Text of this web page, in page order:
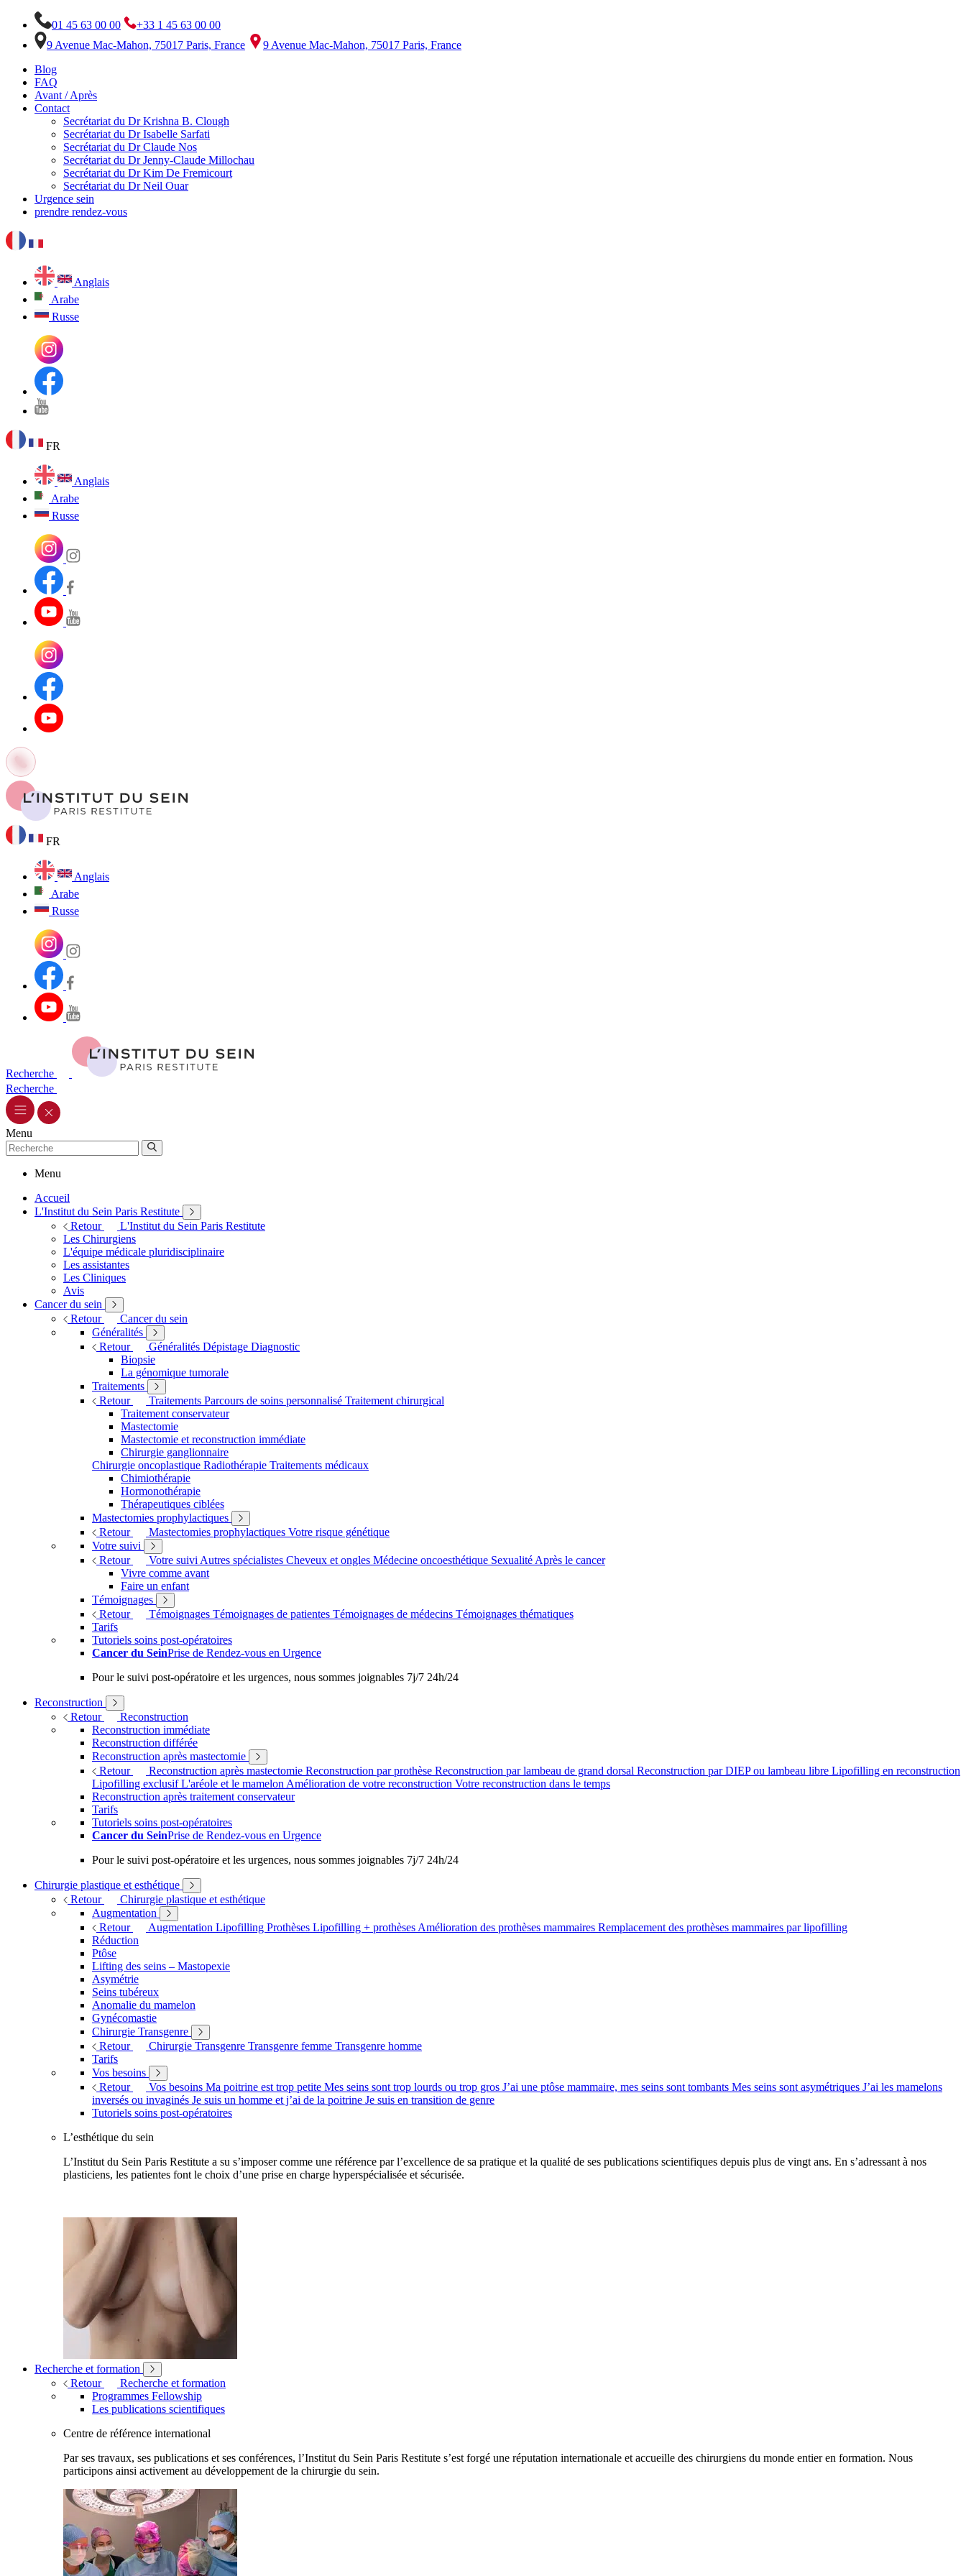
01 45 63 00 00
+33 1 45 63 00 00
9 Avenue Mac-Mahon, 75017 Paris, France
9 Avenue Mac-Mahon, 75017 Paris, France
Blog
FAQ
Avant / Après
Contact
Secrétariat du Dr Krishna B. Clough
Secrétariat du Dr Isabelle Sarfati
Secrétariat du Dr Claude Nos
Secrétariat du Dr Jenny-Claude Millochau
Secrétariat du Dr Kim De Fremicourt
Secrétariat du Dr Neil Ouar
Urgence sein
prendre rendez-vous
Anglais
Arabe
Russe
FR
Anglais
Arabe
Russe
FR
Anglais
Arabe
Russe
Recherche
Recherche
Menu
Menu
Accueil
L'Institut du Sein Paris Restitute
Retour
L'Institut du Sein Paris Restitute
Les Chirurgiens
L'équipe médicale pluridisciplinaire
Les assistantes
Les Cliniques
Avis
Cancer du sein
Retour
Cancer du sein
Généralités
Retour
Généralités Dépistage Diagnostic
Biopsie
La génomique tumorale
Traitements
Retour
Traitements Parcours de soins personnalisé Traitement chirurgical
Traitement conservateur
Mastectomie
Mastectomie et reconstruction immédiate
Chirurgie ganglionnaire
Chirurgie oncoplastique Radiothérapie Traitements médicaux
Chimiothérapie
Hormonothérapie
Thérapeutiques ciblées
Mastectomies prophylactiques
Retour
Mastectomies prophylactiques Votre risque génétique
Votre suivi
Retour
Votre suivi Autres spécialistes Cheveux et ongles Médecine oncoesthétique Sexualité Après le cancer
Vivre comme avant
Faire un enfant
Témoignages
Retour
Témoignages Témoignages de patientes Témoignages de médecins Témoignages thématiques
Tarifs
Tutoriels soins post-opératoires
Cancer du SeinPrise de Rendez-vous en Urgence
Pour le suivi post-opératoire et les urgences, nous sommes joignables 7j/7 24h/24
Reconstruction
Retour
Reconstruction
Reconstruction immédiate
Reconstruction différée
Reconstruction après mastectomie
Retour
Reconstruction après mastectomie Reconstruction par prothèse Reconstruction par lambeau de grand dorsal Reconstruction par DIEP ou lambeau libre Lipofilling en reconstruction
Lipofilling exclusifL'aréole et le mamelon Amélioration de votre reconstruction Votre reconstruction dans le temps
Reconstruction après traitement conservateur
Tarifs
Tutoriels soins post-opératoires
Cancer du SeinPrise de Rendez-vous en Urgence
Pour le suivi post-opératoire et les urgences, nous sommes joignables 7j/7 24h/24
Chirurgie plastique et esthétique
Retour
Chirurgie plastique et esthétique
Augmentation
Retour
Augmentation Lipofilling Prothèses Lipofilling + prothèses Amélioration des prothèses mammaires Remplacement des prothèses mammaires par lipofilling
Réduction
Ptôse
Lifting des seins – Mastopexie
Asymétrie
Seins tubéreux
Anomalie du mamelon
Gynécomastie
Chirurgie Transgenre
Retour
Chirurgie Transgenre Transgenre femme Transgenre homme
Tarifs
Vos besoins
Retour
Vos besoins Ma poitrine est trop petite Mes seins sont trop lourds ou trop gros J’ai une ptôse mammaire, mes seins sont tombants Mes seins sont asymétriques J’ai les mamelons
inversés ou invaginés Je suis un homme et j’ai de la poitrine Je suis en transition de genre
Tutoriels soins post-opératoires
L’esthétique du sein
L’Institut du Sein Paris Restitute a su s’imposer comme une référence par l’excellence de sa pratique et la qualité de ses publications scientifiques depuis plus de vingt ans. En s’adressant à nos
plasticiens, les patientes font le choix d’une prise en charge hyperspécialisée et sécurisée.
Recherche et formation
Retour
Recherche et formation
Programmes Fellowship
Les publications scientifiques
Centre de référence international
Par ses travaux, ses publications et ses conférences, l’Institut du Sein Paris Restitute s’est forgé une réputation internationale et accueille des chirurgiens du monde entier en formation. Nous
participons ainsi activement au développement de la chirurgie du sein.